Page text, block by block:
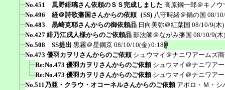
No.451 風野緋璃さん依頼のＳＳ完成しました 高原鋼一郎＠キノウ
No.496 経＠詩歌藩国さんからの依頼（SS) 八守時緒＠鍋の国 08/
No.483 黒崎克耶さんからの御依頼品 日向美弥＠紅葉国 08/10/9(木
No.427 緋乃江戌人様からのご依頼品 影法師＠ながみ藩国 08/10/9(木
No.508 SS提出 黒霧＠星鋼京 08/10/10(金) 0:18
No.473 優羽カヲリさんからのご依頼 シュウマイ＠ナニワアームズ
Re:No.473 優羽カヲリさんからのご依頼 シュウマイ＠ナニワア
Re:No.473 優羽カヲリさんからのご依頼 シュウマイ＠ナニワア
No.511乃亜・クラウ・オコーネルさんからのご依頼 アポロ・Ｍ・シ